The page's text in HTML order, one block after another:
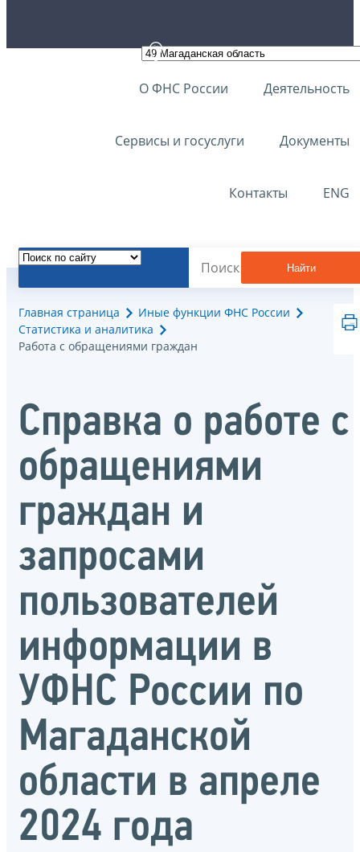
О ФНС России Деятельность
Сервисы и госуслуги Документы
Контакты ENG
Найти
Главная страница
Иные функции ФНС России
Статистика и аналитика
Работа с обращениями граждан
Справка о работе с
обращениями
граждан и
запросами
пользователей
информации в
УФНС России по
Магаданской
области в апреле
2024 года